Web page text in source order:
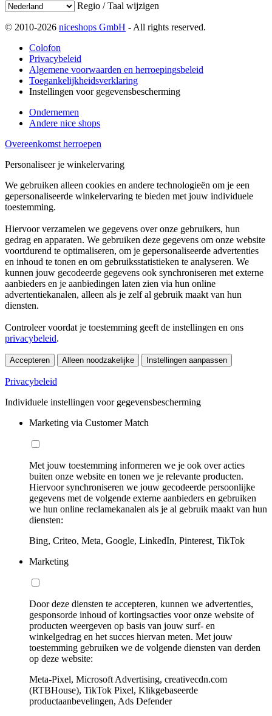
Regio / Taal wijzigen
© 2010-2026 niceshops GmbH - All rights reserved.
Colofon
Privacybeleid
Algemene voorwaarden en herroepingsbeleid
Toegankelijkheidsverklaring
Instellingen voor gegevensbescherming
Ondernemen
Andere nice shops
Overeenkomst herroepen
Personaliseer je winkelervaring
We gebruiken alleen cookies en andere technologieën om je een
gepersonaliseerde winkelervaring te bieden met jouw individuele
toestemming.
Hiervoor verzamelen we gegevens over onze gebruikers, hun
gedrag en apparaten. We gebruiken deze gegevens om onze website
voortdurend te optimaliseren, om je gepersonaliseerde advertenties
en inhoud te tonen en om gebruiksstatistieken te analyseren. We
kunnen jouw gecodeerde gegevens ook synchroniseren met externe
aanbieders en je aanbiedingen laten zien via hun online
advertentiekanalen, alleen als je zelf al gebruik maakt van hun
diensten.
Controleer voordat je toestemming geeft de instellingen en ons
privacybeleid.
Accepteren Alleen noodzakelijke Instellingen aanpassen
Privacybeleid
Individuele instellingen voor gegevensbescherming
Marketing via Customer Match
Met jouw toestemming informeren we je ook over acties
buiten onze website en tonen we je relevante producten.
Hiervoor synchroniseren we jouw gecodeerde persoonlijke
gegevens met de volgende externe aanbieders en gebruiken
we hun online reclamekanalen als je al gebruik maakt van hun
diensten:
Bing, Criteo, Meta, Google, LinkedIn, Pinterest, TikTok
Marketing
Door deze diensten te accepteren, kunnen we advertenties,
gesponsorde inhoud of kortingsacties voor onze website of
producten weergeven op basis van jouw surf- en
winkelgedrag en het succes hiervan meten. Met jouw
toestemming gebruiken we de volgende diensten van derden
op deze website:
Meta-Pixel, Microsoft Advertising, creativecdn.com
(RTBHouse), TikTok Pixel, Klikgebaseerde
productaanbevelingen, Ads Defender